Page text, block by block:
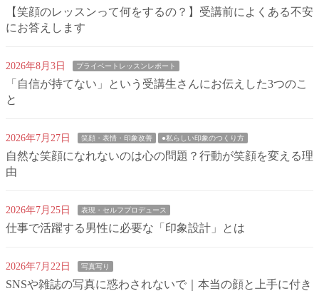
【笑顔のレッスンって何をするの？】受講前によくある不安
にお答えします
2026年8月3日 プライベートレッスンレポート
「自信が持てない」という受講生さんにお伝えした3つのこ
と
2026年7月27日 笑顔・表情・印象改善 ●私らしい印象のつくり方
自然な笑顔になれないのは心の問題？行動が笑顔を変える理
由
2026年7月25日 表現・セルフプロデュース
仕事で活躍する男性に必要な「印象設計」とは
2026年7月22日 写真写り
SNSや雑誌の写真に惑わされないで｜本当の顔と上手に付き